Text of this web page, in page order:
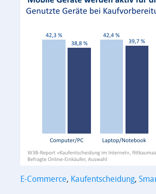
E-Commerce, Kaufentscheidung,